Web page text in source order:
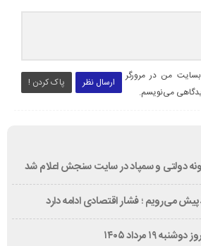
ارسال نظر پاک کردن !
من در مرورگر
می‌نویسم.
دولتی و سمپاد در سایت سنجش اعلام شد
پیش می‌رویم ؛ فشار اقتصادی ادامه دارد
مرداد ۱۴۰۵